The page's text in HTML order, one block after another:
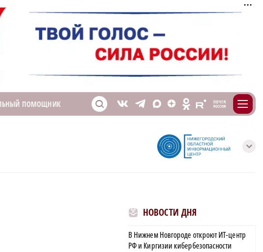
ПОМОЩНИК S V T X Z O E m
с
НОВОСТИ ДНЯ
В Нижнем Новгороде откроют ИТ-центр
РФ и Киргизии кибербезопасности